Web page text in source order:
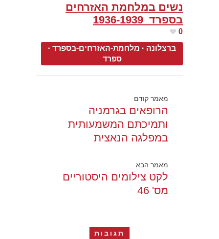
נשים במלחמת האזרחים
בספרד 1936-1939
0
ברצלונה · מלחמת-האזרחים-בספרד ·
ספרד
מאמר קודם
הרופאים בגרמניה
ותמיכתם המשמעותית
במפלגה הנאצית
מאמר הבא
לקט צילומים היסטוריים
מס' 46
תגובות